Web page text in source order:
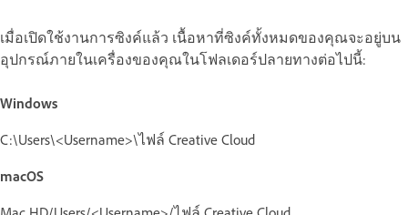
เมื่อเปิดใช้งานการซิงค์แล้ว เนื้อหาที่ซิงค์ทั้งหมดของคุณจะอยู่บน
อุปกรณ์ภายในเครื่องของคุณในโฟลเดอร์ปลายทางต่อไปนี้:
Windows
C:\Users\<Username>\ไฟล์ Creative Cloud
macOS